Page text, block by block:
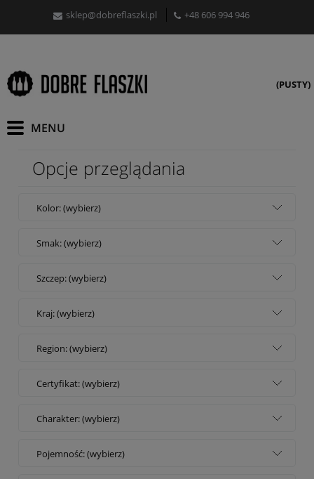
sklep@dobreflaszki.pl +48 606 994 946
(PUSTY)
Opcje przeglądania
Kolor: (wybierz)
Smak: (wybierz)
Szczep: (wybierz)
Kraj: (wybierz)
Region: (wybierz)
Certyfikat: (wybierz)
Charakter: (wybierz)
Pojemność: (wybierz)